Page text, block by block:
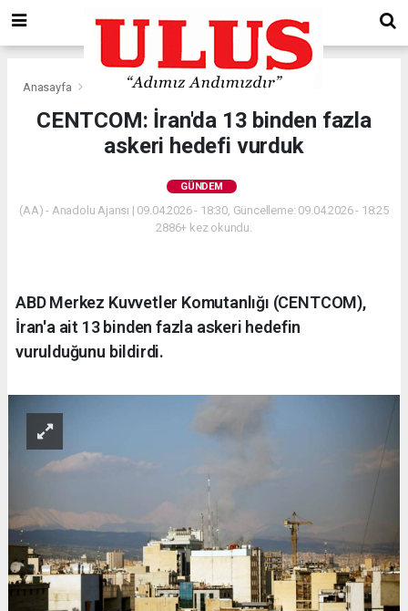
Anasayfa Gündem
CENTCOM: İran'da 13 binden fazla
askeri hedefi vurduk
GÜNDEM
(AA) - Anadolu Ajansı | 09.04.2026 - 18:30, Güncelleme: 09.04.2026 - 18:25
2886+ kez okundu.
ABD Merkez Kuvvetler Komutanlığı (CENTCOM),
İran'a ait 13 binden fazla askeri hedefin
vurulduğunu bildirdi.